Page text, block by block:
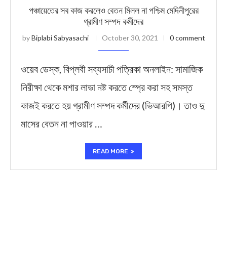
পঞ্চায়েতের সব কাজ করলেও বেতন মিলল না পশ্চিম মেদিনীপুরের
গ্রামীণ সম্পদ কর্মীদের
byBiplabi Sabyasachi October 30, 2021 0 comment
ওয়েব ডেস্ক, বিপ্লবী সব্যসাচী পত্রিক‍া অনলাইন: সামাজিক
নিরীক্ষা থেকে মশার লাভা নষ্ট করতে স্প্রে করা সহ সমস্ত
কাজই করতে হয় গ্রামীণ সম্পদ কর্মীদের (ভিআরপি)। তাও দু
মাসের বেতন না পাওয়ার …
READ MORE